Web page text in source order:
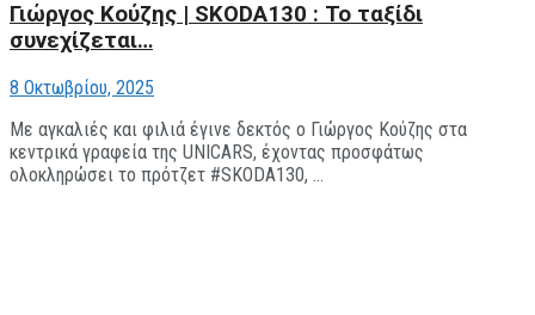
Γιώργος Κούζης | SKODA130 : Το ταξίδι
συνεχίζεται…
8 Οκτωβρίου, 2025
Με αγκαλιές και φιλιά έγινε δεκτός ο Γιώργος Κούζης στα
κεντρικά γραφεία της UNICARS, έχοντας προσφάτως
ολοκληρώσει το πρότζετ #SKODA130, ...